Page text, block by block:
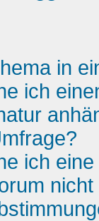
in
ich
ich